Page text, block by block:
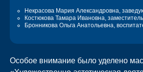
Некрасова Мария Александровна,
Костюкова Тамара Ивановна,
Бронникова Ольга Анатольевна,
Особое внимание было уделено